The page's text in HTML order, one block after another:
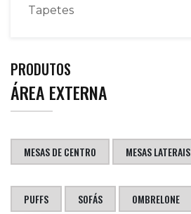
Tapetes
PRODUTOS
ÁREA EXTERNA
MESAS DE CENTRO MESAS LATERAIS
PUFFS SOFÁS OMBRELONE